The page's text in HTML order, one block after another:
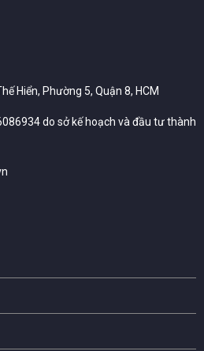
Hiển, Phường 5, Quận 8, HCM
do sở kế hoạch và đầu tư thành